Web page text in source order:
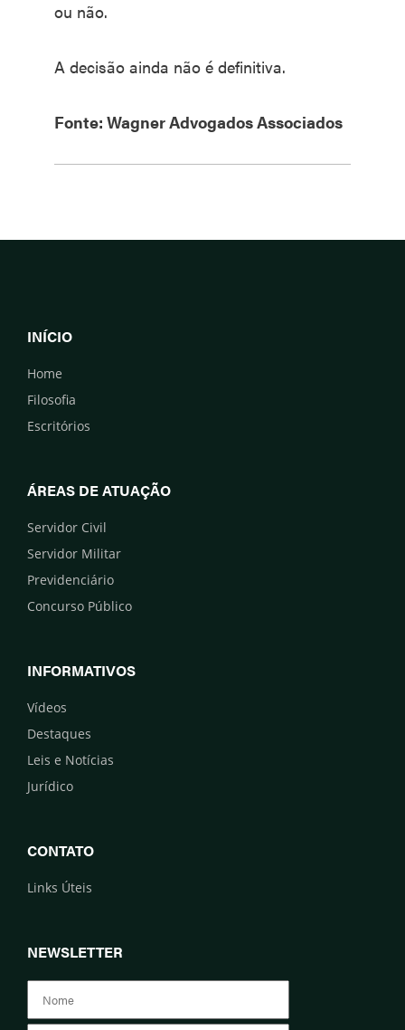
ou não.
A decisão ainda não é definitiva.
Fonte: Wagner Advogados Associados
INÍCIO
Home
Filosofia
Escritórios
ÁREAS DE ATUAÇÃO
Servidor Civil
Servidor Militar
Previdenciário
Concurso Público
INFORMATIVOS
Vídeos
Destaques
Leis e Notícias
Jurídico
CONTATO
Links Úteis
NEWSLETTER